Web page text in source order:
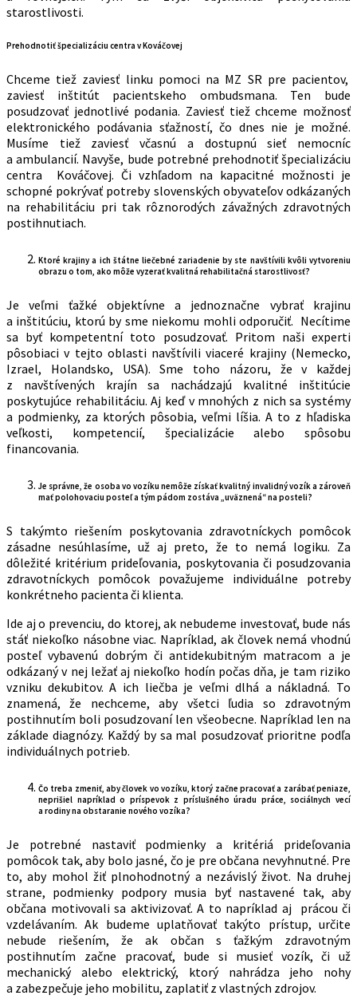
starostlivosti.
Prehodnotiť špecializáciu centra v Kováčovej
Chceme tiež zaviesť linku pomoci na MZ SR pre pacientov,
zaviesť inštitút pacientskeho ombudsmana. Ten bude
posudzovať jednotlivé podania. Zaviesť tiež chceme možnosť
elektronického podávania sťažností, čo dnes nie je možné.
Musíme tiež zaviesť včasnú a dostupnú sieť nemocníc
a ambulancií. Navyše, bude potrebné prehodnotiť špecializáciu
centra Kováčovej. Či vzhľadom na kapacitné možnosti je
schopné pokrývať potreby slovenských obyvateľov odkázaných
na rehabilitáciu pri tak rôznorodých závažných zdravotných
postihnutiach.
Ktoré krajiny a ich štátne liečebné zariadenie by ste navštívili kvôli vytvoreniu
obrazu o tom, ako môže vyzerať kvalitná rehabilitačná starostlivosť?
Je veľmi ťažké objektívne a jednoznačne vybrať krajinu
a inštitúciu, ktorú by sme niekomu mohli odporučiť. Necítime
sa byť kompetentní toto posudzovať. Pritom naši experti
pôsobiaci v tejto oblasti navštívili viaceré krajiny (Nemecko,
Izrael, Holandsko, USA). Sme toho názoru, že v každej
z navštívených krajín sa nachádzajú kvalitné inštitúcie
poskytujúce rehabilitáciu. Aj keď v mnohých z nich sa systémy
a podmienky, za ktorých pôsobia, veľmi líšia. A to z hľadiska
veľkosti, kompetencií, špecializácie alebo spôsobu
financovania.
Je správne, že osoba vo vozíku nemôže získať kvalitný invalidný vozík a zároveň
mať polohovaciu posteľ a tým pádom zostáva „uväznená“ na posteli?
S takýmto riešením poskytovania zdravotníckych pomôcok
zásadne nesúhlasíme, už aj preto, že to nemá logiku. Za
dôležité kritérium prideľovania, poskytovania či posudzovania
zdravotníckych pomôcok považujeme individuálne potreby
konkrétneho pacienta či klienta.
Ide aj o prevenciu, do ktorej, ak nebudeme investovať, bude nás
stáť niekoľko násobne viac. Napríklad, ak človek nemá vhodnú
posteľ vybavenú dobrým či antidekubitným matracom a je
odkázaný v nej ležať aj niekoľko hodín počas dňa, je tam riziko
vzniku dekubitov. A ich liečba je veľmi dlhá a nákladná. To
znamená, že nechceme, aby všetci ľudia so zdravotným
postihnutím boli posudzovaní len všeobecne. Napríklad len na
základe diagnózy. Každý by sa mal posudzovať prioritne podľa
individuálnych potrieb.
Čo treba zmeniť, aby človek vo vozíku, ktorý začne pracovať a zarábať peniaze,
neprišiel napríklad o príspevok z príslušného úradu práce, sociálnych vecí
a rodiny na obstaranie nového vozíka?
Je potrebné nastaviť podmienky a kritériá prideľovania
pomôcok tak, aby bolo jasné, čo je pre občana nevyhnutné. Pre
to, aby mohol žiť plnohodnotný a nezávislý život. Na druhej
strane, podmienky podpory musia byť nastavené tak, aby
občana motivovali sa aktivizovať. A to napríklad aj prácou či
vzdelávaním. Ak budeme uplatňovať takýto prístup, určite
nebude riešením, že ak občan s ťažkým zdravotným
postihnutím začne pracovať, bude si musieť vozík, či už
mechanický alebo elektrický, ktorý nahrádza jeho nohy
a zabezpečuje jeho mobilitu, zaplatiť z vlastných zdrojov.